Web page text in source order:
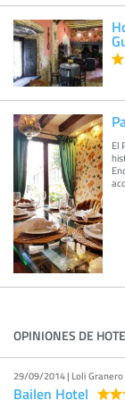
El
OPINIONES DE
29/09/2014 | Loli Granero
Bailen Hotel